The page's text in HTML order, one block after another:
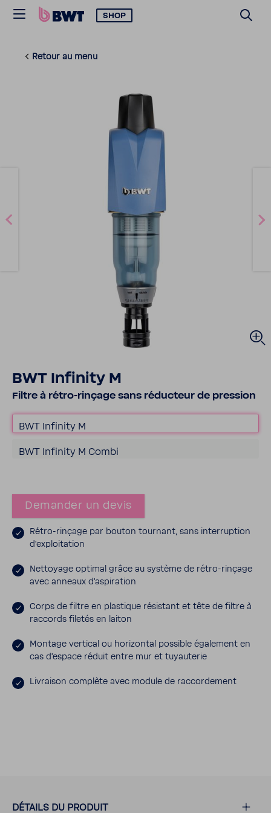
SHOP
Retour au menu
BWT Infi­nity M
Filtre à rétro-​​rinçage sans réduc­teur de pres­sion
BWT Infi­nity M
BWT Infi­nity M Combi
Demander un devis
Rétro-​rinçage par bouton tour­nant, sans inter­rup­tion
d'ex­ploi­ta­tion
Nettoyage optimal grâce au système de rétro-​rinçage
avec anneaux d'as­pi­ra­tion
Corps de filtre en plas­tique résis­tant et tête de filtre à
raccords filetés en laiton
Montage vertical ou hori­zontal possible égale­ment en
cas d'es­pace réduit entre mur et tuyau­terie
Livraison complète avec module de raccor­de­ment
DÉTAILS DU PRODUIT